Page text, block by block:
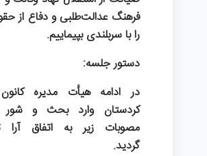
فرهنگ عدالت‌طلبی و دفاع از
را با سربلندی بپیماییم.
دستور جلسه:
در ادامه هیأت مدیره
کردستان وارد بحث و
مصوبات زیر به اتفاق
گردید.